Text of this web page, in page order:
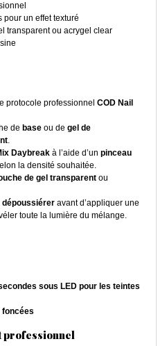
pour un effet texturé
transparent ou acrygel clear
protocole professionnel COD Nail
de base ou de gel de
.
Daybreak à l’aide d’un pinceau
la densité souhaitée.
de gel transparent ou
dépoussiérer avant d’appliquer une
toute la lumière du mélange.
sous LED pour les teintes
foncées
professionnel